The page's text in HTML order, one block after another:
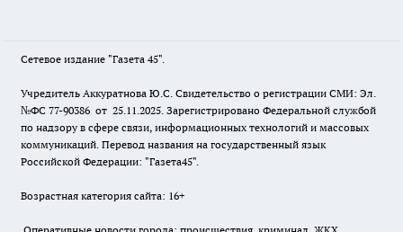
Сетевое издание "Газета 45".
Учредитель Аккуратнова Ю.С. Свидетельство о регистрации СМИ: Эл.
№ФС 77-90386 от 25.11.2025. Зарегистрировано Федеральной службой
по надзору в сфере связи, информационных технологий и массовых
коммуникаций. Перевод названия на государственный язык
Российской Федерации: "Газета45".
Возрастная категория сайта: 16+